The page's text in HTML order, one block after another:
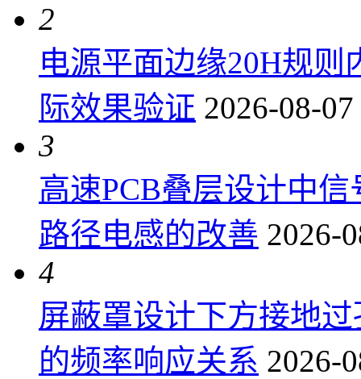
2
电源平面边缘20H规
际效果验证 2026-08-
3
高速PCB叠层设计中
路径电感的改善 2026-
4
屏蔽罩设计下方接地
的频率响应关系 2026-